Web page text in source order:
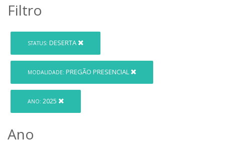
Filtro
STATUS: DESERTA
MODALIDADE: PREGÃO PRESENCIAL
ANO: 2025
Ano